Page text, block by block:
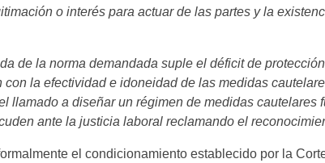
o interés para actuar de las partes y la
de la norma demandada suple el déficit de
la efectividad e idoneidad de las medidas
llamado a diseñar un régimen de medidas cautelares
ante la justicia laboral reclamando el
el condicionamiento establecido por la